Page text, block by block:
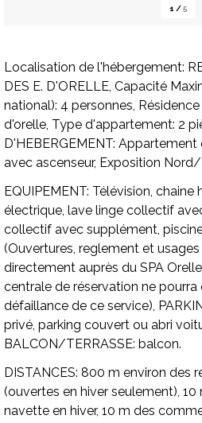
1 /5
Localisation de l'hébergement:
DES E. D'ORELLE, Capacité
national): 4 personnes,
d'orelle, Type d'appartement: 2
D'HEBERGEMENT: Appartement
avec ascenseur, Exposition
EQUIPEMENT: Télévision, chaine
électrique, lave linge collectif
collectif avec supplément, piscine
(Ouvertures, reglement et usages
directement auprès du SPA
centrale de réservation ne
défaillance de ce service),
privé, parking couvert ou abri
BALCON/TERRASSE: balcon.
DISTANCES: 800 m environ des
(ouvertes en hiver seulement),
navette en hiver, 10 m des